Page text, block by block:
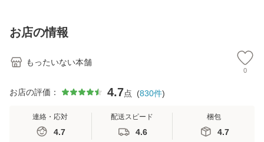
恵 藤本幸三 / 南江
堂 [単行
お店の情報
もったいない本舗
0
お店の評価： 4.7点 (830件)
連絡・応対
4.7
配送スピード
4.6
梱包
4.7